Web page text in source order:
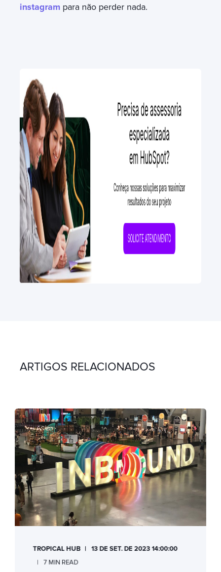
instagram para não perder nada.
ARTIGOS RELACIONADOS
TROPICAL HUB 13 DE SET. DE 2023 14:00:00
7 MIN READ